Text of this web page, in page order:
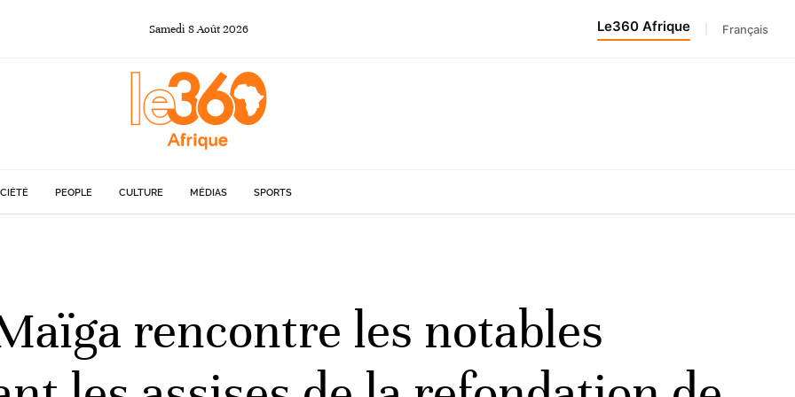
Samedi 8Août2026 Le360 Afrique Français
PEOPLE CULTURE MÉDIAS SPORTS
rencontre les notables